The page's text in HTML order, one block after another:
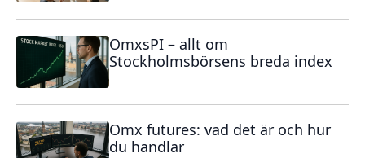
OmxsPI – allt om
Stockholmsbörsens breda index
Omx futures: vad det är och hur
du handlar